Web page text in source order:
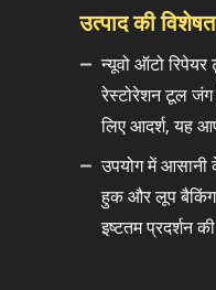
उत्पाद की
न्यूवो ऑटो
रेस्टोरेशन टूल जंग
लिए आदर्श, यह
उपयोग में आसानी
हुक और लूप बैकिंग
इष्टतम प्रदर्शन